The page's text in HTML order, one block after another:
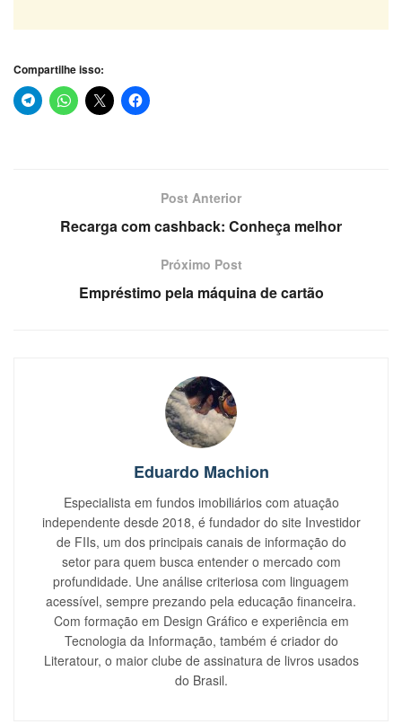
Compartilhe isso:
Post Anterior
Recarga com cashback: Conheça melhor
Próximo Post
Empréstimo pela máquina de cartão
Eduardo Machion
Especialista em fundos imobiliários com atuação
independente desde 2018, é fundador do site Investidor
de FIIs, um dos principais canais de informação do
setor para quem busca entender o mercado com
profundidade. Une análise criteriosa com linguagem
acessível, sempre prezando pela educação financeira.
Com formação em Design Gráfico e experiência em
Tecnologia da Informação, também é criador do
Literatour, o maior clube de assinatura de livros usados
do Brasil.